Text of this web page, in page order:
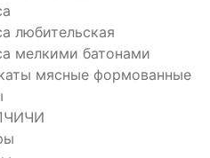
любительская
мелкими батонами
мясные формованные